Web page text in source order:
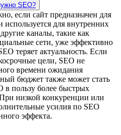
SEO?
если сайт предназначен для
используется для внутренних
каналы, такие как
сети, уже эффективно
теряет актуальность. Если
цели, SEO не
времени ожидания
бюджет также может стать
в пользу более быстрых
низкой конкуренции или
усилия по SEO
эффекта.